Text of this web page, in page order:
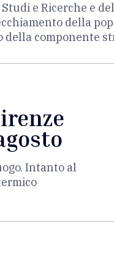
e Ricerche e
della
componente
Intanto al